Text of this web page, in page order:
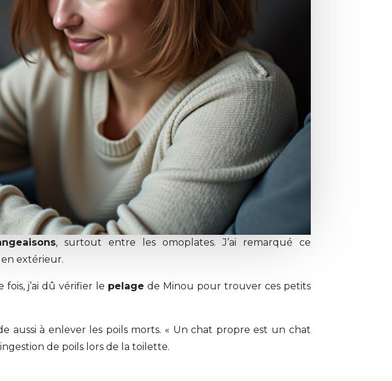
, surtout entre les omoplates. J’ai remarqué ce
extérieur.
j’ai dû vérifier le pelage de Minou pour trouver ces petits
aussi à enlever les poils morts. « Un chat propre est un chat
de poils lors de la toilette.